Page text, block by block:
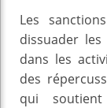
Les
dissuader
dans les
des
qui